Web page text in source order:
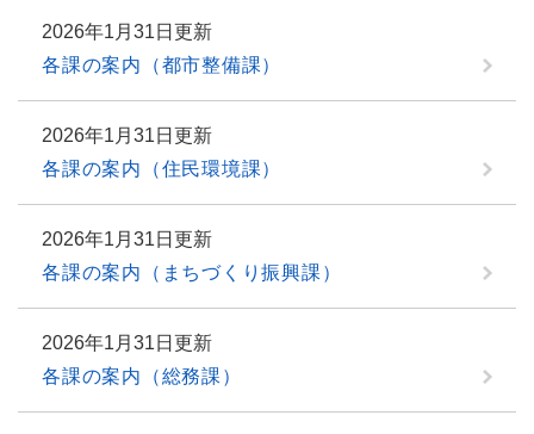
2026年1月31日更新
各課の案内（都市整備課）
2026年1月31日更新
各課の案内（住民環境課）
2026年1月31日更新
各課の案内（まちづくり振興課）
2026年1月31日更新
各課の案内（総務課）